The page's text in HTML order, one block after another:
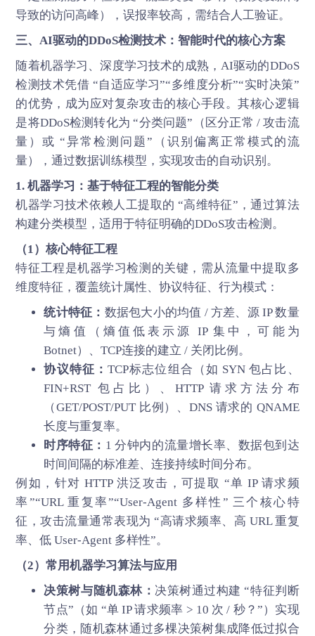
导致的访问高峰），误报率较高，需结合人工验证。
三、AI驱动的DDoS检测技术：智能时代的核心方案
随着机器学习、深度学习技术的成熟，AI驱动的DDoS
检测技术凭借 “自适应学习”“多维度分析”“实时决策”
的优势，成为应对复杂攻击的核心手段。其核心逻辑
是将DDoS检测转化为 “分类问题”（区分正常 / 攻击流
量）或 “异常检测问题”（识别偏离正常模式的流
量），通过数据训练模型，实现攻击的自动识别。
1. 机器学习：基于特征工程的智能分类
机器学习技术依赖人工提取的 “高维特征”，通过算法
构建分类模型，适用于特征明确的DDoS攻击检测。
（1）核心特征工程
特征工程是机器学习检测的关键，需从流量中提取多
维度特征，覆盖统计属性、协议特征、行为模式：
统计特征： 数据包大小的均值 / 方差、源 IP 数量
与熵值（熵值低表示源 IP 集中，可能为
Botnet）、TCP连接的建立 / 关闭比例。
协议特征：TCP标志位组合（如 SYN 包占比、
FIN+RST 包占比）、HTTP 请求方法分布
（GET/POST/PUT 比例）、DNS 请求的 QNAME
长度与重复率。
时序特征： 1 分钟内的流量增长率、数据包到达
时间间隔的标准差、连接持续时间分布。
例如，针对 HTTP 洪泛攻击，可提取 “单 IP 请求频
率”“URL 重复率”“User-Agent 多样性” 三个核心特
征，攻击流量通常表现为 “高请求频率、高 URL 重复
率、低 User-Agent 多样性”。
（2）常用机器学习算法与应用
决策树与随机森林： 决策树通过构建 “特征判断
节点”（如 “单 IP 请求频率 > 10 次 / 秒？”）实现
分类，随机森林通过多棵决策树集成降低过拟合